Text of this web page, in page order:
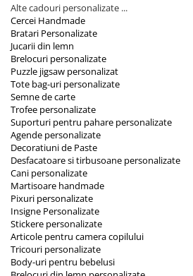
Alte cadouri personalizate ...
Cercei Handmade
Bratari Personalizate
Jucarii din lemn
Brelocuri personalizate
Puzzle jigsaw personalizat
Tote bag-uri personalizate
Semne de carte
Trofee personalizate
Suporturi pentru pahare personalizate
Agende personalizate
Decoratiuni de Paste
Desfacatoare si tirbusoane personalizate
Cani personalizate
Martisoare handmade
Pixuri personalizate
Insigne Personalizate
Stickere personalizate
Articole pentru camera copilului
Tricouri personalizate
Body-uri pentru bebelusi